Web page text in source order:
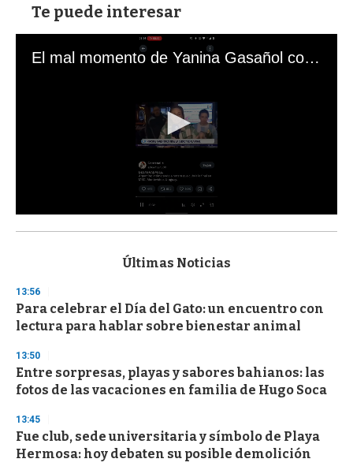
Te puede interesar
El mal momento de Yanina Gasañol con un hincha argentino en "Subrayado"
s
d
s
o
f
3
s
e
c
n
d
s
Últimas Noticias
13:56
Para celebrar el Día del Gato: un encuentro con
lectura para hablar sobre bienestar animal
13:50
Entre sorpresas, playas y sabores bahianos: las
fotos de las vacaciones en familia de Hugo Soca
13:45
Fue club, sede universitaria y símbolo de Playa
Hermosa: hoy debaten su posible demolición